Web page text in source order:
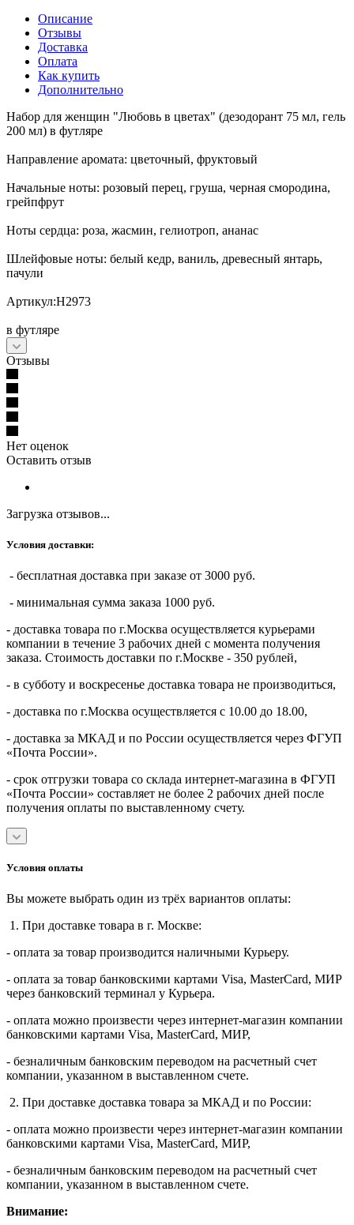
Описание
Отзывы
Доставка
Оплата
Как купить
Дополнительно
Набор для женщин "Любовь в цветах" (дезодорант 75 мл, гель
200 мл) в футляре
Направление аромата: цветочный, фруктовый
Начальные ноты: розовый перец, груша, черная смородина,
грейпфрут
Ноты сердца: роза, жасмин, гелиотроп, ананас
Шлейфовые ноты: белый кедр, ваниль, древесный янтарь,
пачули
Артикул:Н2973
в футляре
Отзывы
Нет оценок
Оставить отзыв
Загрузка отзывов...
Условия доставки:
- бесплатная доставка при заказе от 3000 руб.
- минимальная сумма заказа 1000 руб.
- доставка товара по г.Москва осуществляется курьерами
компании в течение 3 рабочих дней с момента получения
заказа. Стоимость доставки по г.Москве - 350 рублей,
- в субботу и воскресенье доставка товара не производиться,
- доставка по г.Москва осуществляется с 10.00 до 18.00,
- доставка за МКАД и по России осуществляется через ФГУП
«Почта России».
- срок отгрузки товара со склада интернет-магазина в ФГУП
«Почта России» составляет не более 2 рабочих дней после
получения оплаты по выставленному счету.
Условия оплаты
Вы можете выбрать один из трёх вариантов оплаты:
1. При доставке товара в г. Москве:
- оплата за товар производится наличными Курьеру.
- оплата за товар банковскими картами Visa, MasterСard, МИР
через банковский терминал у Курьера.
- оплата можно произвести через интернет-магазин компании
банковскими картами Visa, MasterСard, МИР,
- безналичным банковским переводом на расчетный счет
компании, указанном в выставленном счете.
2. При доставке доставка товара за МКАД и по России:
- оплата можно произвести через интернет-магазин компании
банковскими картами Visa, MasterСard, МИР,
- безналичным банковским переводом на расчетный счет
компании, указанном в выставленном счете.
Внимание: